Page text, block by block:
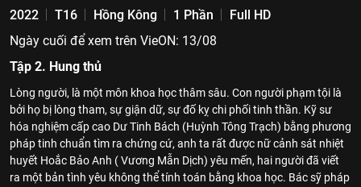
2022 T16 Hồng Kông 1 Phần
Full HD
Ngày cuối để xem trên VieON: 13/08
Tập 2. Hung thủ
Lòng người, là một môn khoa học thâm sâu. Con người phạm tội là
bởi họ bị lòng tham, sự giận dữ, sự đố kỵ chi phối tinh thần. Kỹ sư
hóa nghiệm cấp cao Dư Tinh Bách (Huỳnh Tông Trạch) bằng phương
pháp tinh chuẩn tìm ra chứng cứ, anh ta rất được nữ cảnh sát nhiệt
huyết Hoắc Bảo Anh ( Vương Mẫn Dịch) yêu mến, hai người đã viết
ra một bản tình yêu không thể tính toán bằng khoa học. Bác sỹ pháp